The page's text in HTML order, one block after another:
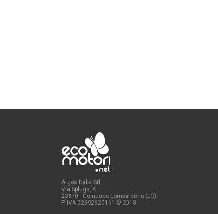
Argos Italia Srl
Via Spluga, 4
23870 - Cernusco Lombardone (LC)
P. IVA 02992920161 © 2018